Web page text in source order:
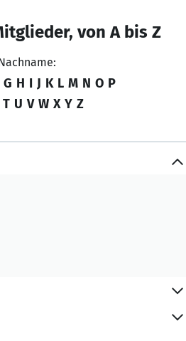
von A bis Z
G H I J K L M N O P
T U V W X Y Z